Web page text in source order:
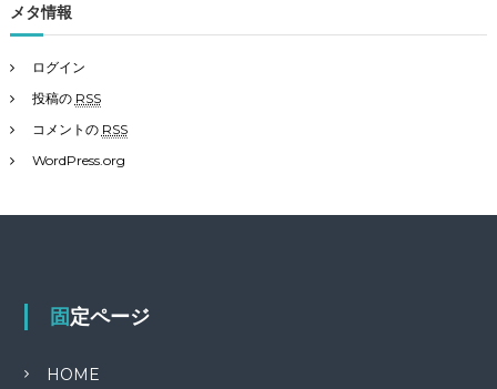
メタ情報
ログイン
投稿の RSS
コメントの RSS
WordPress.org
固定ページ
HOME